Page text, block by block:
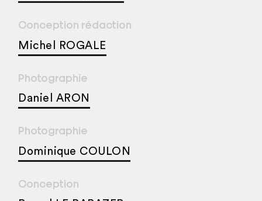
Conception rédaction
Michel ROGALE
Photographie
Daniel ARON
Photographie
Dominique COULON
Conception